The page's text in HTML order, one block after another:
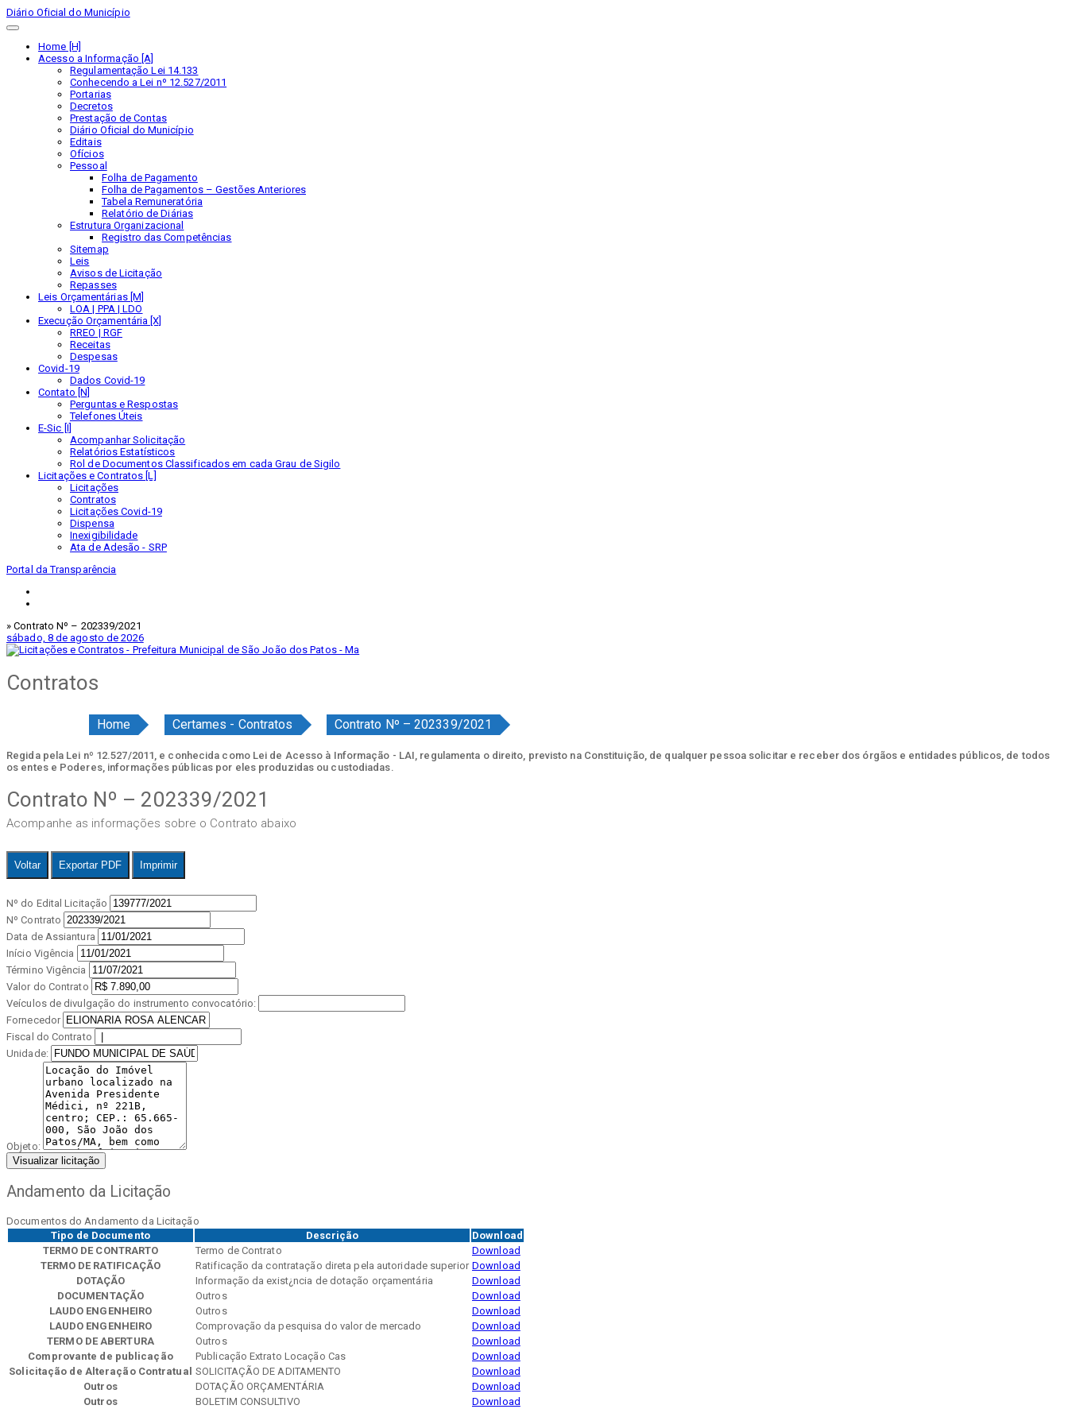
Diário Oficial do Município
Home [H]
Acesso a Informação [A]
Regulamentação Lei 14.133
Conhecendo a Lei nº 12.527/2011
Portarias
Decretos
Prestação de Contas
Diário Oficial do Município
Editais
Ofícios
Pessoal
Folha de Pagamento
Folha de Pagamentos – Gestões Anteriores
Tabela Remuneratória
Relatório de Diárias
Estrutura Organizacional
Registro das Competências
Sitemap
Leis
Avisos de Licitação
Repasses
Leis Orçamentárias [M]
LOA | PPA | LDO
Execução Orçamentária [X]
RREO | RGF
Receitas
Despesas
Covid-19
Dados Covid-19
Contato [N]
Perguntas e Respostas
Telefones Úteis
E-Sic [I]
Acompanhar Solicitação
Relatórios Estatísticos
Rol de Documentos Classificados em cada Grau de Sigilo
Licitações e Contratos [L]
Licitações
Contratos
Licitações Covid-19
Dispensa
Inexigibilidade
Ata de Adesão - SRP
Portal da Transparência
» Contrato Nº – 202339/2021
sábado, 8 de agosto de 2026
Contratos
Home Certames - Contratos Contrato Nº – 202339/2021
Regida pela Lei nº 12.527/2011, e conhecida como Lei de Acesso à Informação - LAI, regulamenta o direito, previsto na Constituição, de qualquer pessoa solicitar e receber dos órgãos e entidades públicos, de todos
os entes e Poderes, informações públicas por eles produzidas ou custodiadas.
Contrato Nº – 202339/2021
Acompanhe as informações sobre o Contrato abaixo
Voltar Exportar PDF Imprimir
Nº do Edital Licitação
Nº Contrato
Data de Assiantura
Início Vigência
Término Vigência
Valor do Contrato
Veículos de divulgação do instrumento convocatório:
Fornecedor
Fiscal do Contrato
Unidade:
Objeto:
Visualizar licitação
Andamento da Licitação
Documentos do Andamento da Licitação
Tipo de Documento
Descrição
Download
TERMO DE CONTRARTO
Termo de Contrato
Download
TERMO DE RATIFICAÇÃO
Ratificação da contratação direta pela autoridade superior Download
DOTAÇÃO
Informação da exist¿ncia de dotação orçamentária
Download
DOCUMENTAÇÃO
Outros
Download
LAUDO ENGENHEIRO
Outros
Download
LAUDO ENGENHEIRO
Comprovação da pesquisa do valor de mercado
Download
TERMO DE ABERTURA
Outros
Download
Comprovante de publicação
Publicação Extrato Locação Cas
Download
Solicitação de Alteração Contratual SOLICITAÇÃO DE ADITAMENTO
Download
Outros
DOTAÇÃO ORÇAMENTÁRIA
Download
Outros
BOLETIM CONSULTIVO
Download